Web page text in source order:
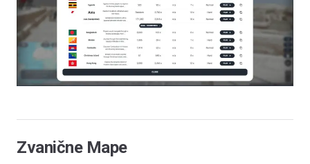
Zvanične Mape